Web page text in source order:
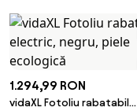
1.294,99 RON
vidaXL Fotoliu rabatabil